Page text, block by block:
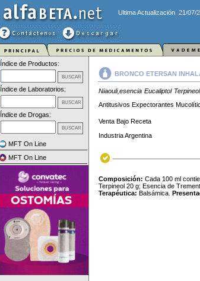
Ultima Actualización: 21/07/
Índice de Productos:
Índice de Laboratorios:
Índice de Drogas:
MFT On Line
MFT On Line
BRONCO ETERSAN
Niaouli,esencia Eucaliptol Terpineol
Antitusivos Expectorantes
Venta Bajo Receta
Industria Argentina
Composición: Cada 100 ml
Terpineol 20 g; Esencia de
Terapéutica: Balsámica.